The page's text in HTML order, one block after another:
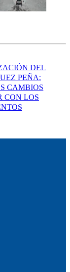
DEL
PEÑA:
CAMBIOS
CON LOS